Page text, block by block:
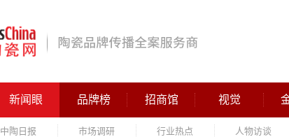
新闻眼 品牌榜 招商馆 视觉
中陶日报 市场调研 行业热点 人物访谈